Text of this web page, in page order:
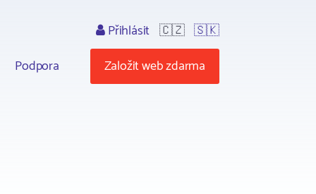
Podpora
Přihlásit 🇨🇿 🇸🇰
Založit web zdarma